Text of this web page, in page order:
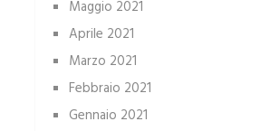
Maggio 2021
Aprile 2021
Marzo 2021
Febbraio 2021
Gennaio 2021